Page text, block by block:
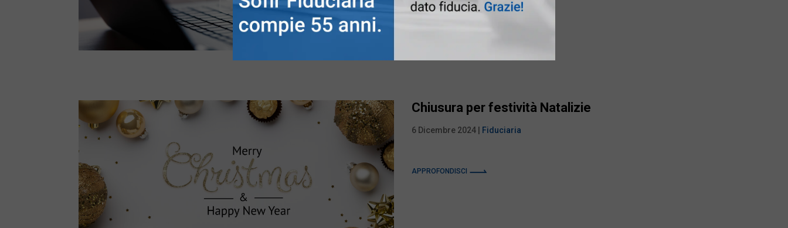
Chiusura per festività Natalizie
6 Dicembre 2024 | Fiduciaria
APPROFONDISCI